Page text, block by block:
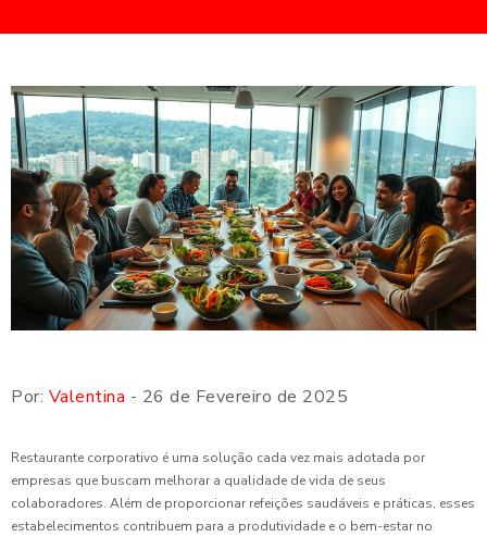
Por: Valentina - 26 de Fevereiro de 2025
Restaurante corporativo é uma solução cada vez mais adotada por
empresas que buscam melhorar a qualidade de vida de seus
colaboradores. Além de proporcionar refeições saudáveis e práticas, esses
estabelecimentos contribuem para a produtividade e o bem-estar no